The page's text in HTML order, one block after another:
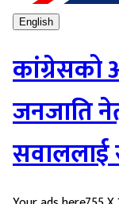
English
कांग्रेसको
जनजाति
सवाललाई